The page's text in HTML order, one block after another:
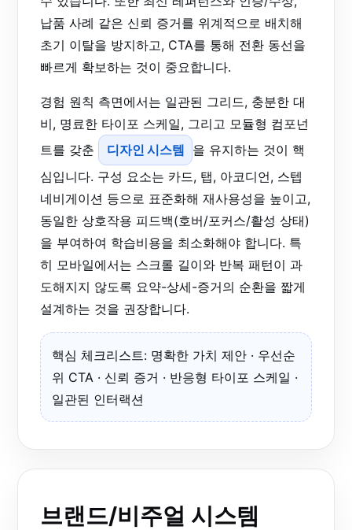
납품 사례 같은 신뢰 증거를 위계적으로 배치해
초기 이탈을 방지하고, CTA를 통해 전환 동선을
빠르게 확보하는 것이 중요합니다.
경험 원칙 측면에서는 일관된 그리드, 충분한 대
비, 명료한 타이포 스케일, 그리고 모듈형 컴포넌
트를 갖춘
디자인 시스템 을 유지하는 것이 핵
심입니다. 구성 요소는 카드, 탭, 아코디언, 스텝
네비게이션 등으로 표준화해 재사용성을 높이고,
동일한 상호작용 피드백(호버/포커스/활성 상태)
을 부여하여 학습비용을 최소화해야 합니다. 특
히 모바일에서는 스크롤 길이와 반복 패턴이 과
도해지지 않도록 요약-상세-증거의 순환을 짧게
설계하는 것을 권장합니다.
핵심 체크리스트: 명확한 가치 제안 · 우선순
위 CTA · 신뢰 증거 · 반응형 타이포 스케일 ·
일관된 인터랙션
브랜드/비주얼 시스템